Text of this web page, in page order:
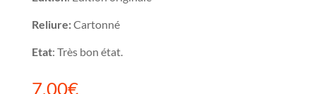
Reliure:Cartonné
Etat: Très bon état.
7,00€